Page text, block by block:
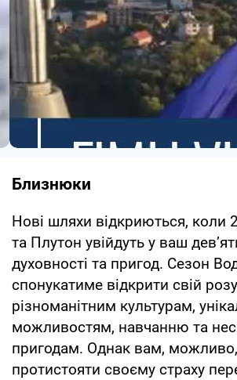
Близнюки
Нові шляхи відкриються, коли
та Плутон увійдуть у ваш
духовності та пригод. Сезон
спонукатиме відкрити свій
різноманітним культурам,
можливостям, навчанню та
пригодам. Однак вам,
протистояти своєму страху